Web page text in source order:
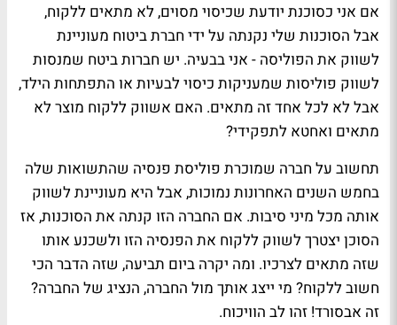
אם אני כסוכנת יודעת שכיסוי מסוים, לא מתאים ללקוח,
אבל הסוכנות שלי נקנתה על ידי חברת ביטוח מעוניינת
לשווק את הפוליסה - אני בבעיה. יש חברות ביטח שמנסות
לשווק פוליסות שמעניקות כיסוי לבעיות או התפתחות הילד,
אבל לא לכל אחד זה מתאים. האם אשווק ללקוח מוצר לא
מתאים ואחטא לתפקידי?
תחשוב על חברה שמוכרת פוליסת פנסיה שהתשואות שלה
בחמש השנים האחרונות נמוכות, אבל היא מעוניינת לשווק
אותה מכל מיני סיבות. אם החברה הזו קנתה את הסוכנות, אז
הסוכן יצטרך לשווק ללקוח את הפנסיה הזו ולשכנע אותו
שזה מתאים לצרכיו. ומה יקרה ביום תביעה, שזה הדבר הכי
חשוב ללקוח? מי ייצג אותך מול החברה, הנציג של החברה?
זה אבסורד! זהו לב הוויכוח.